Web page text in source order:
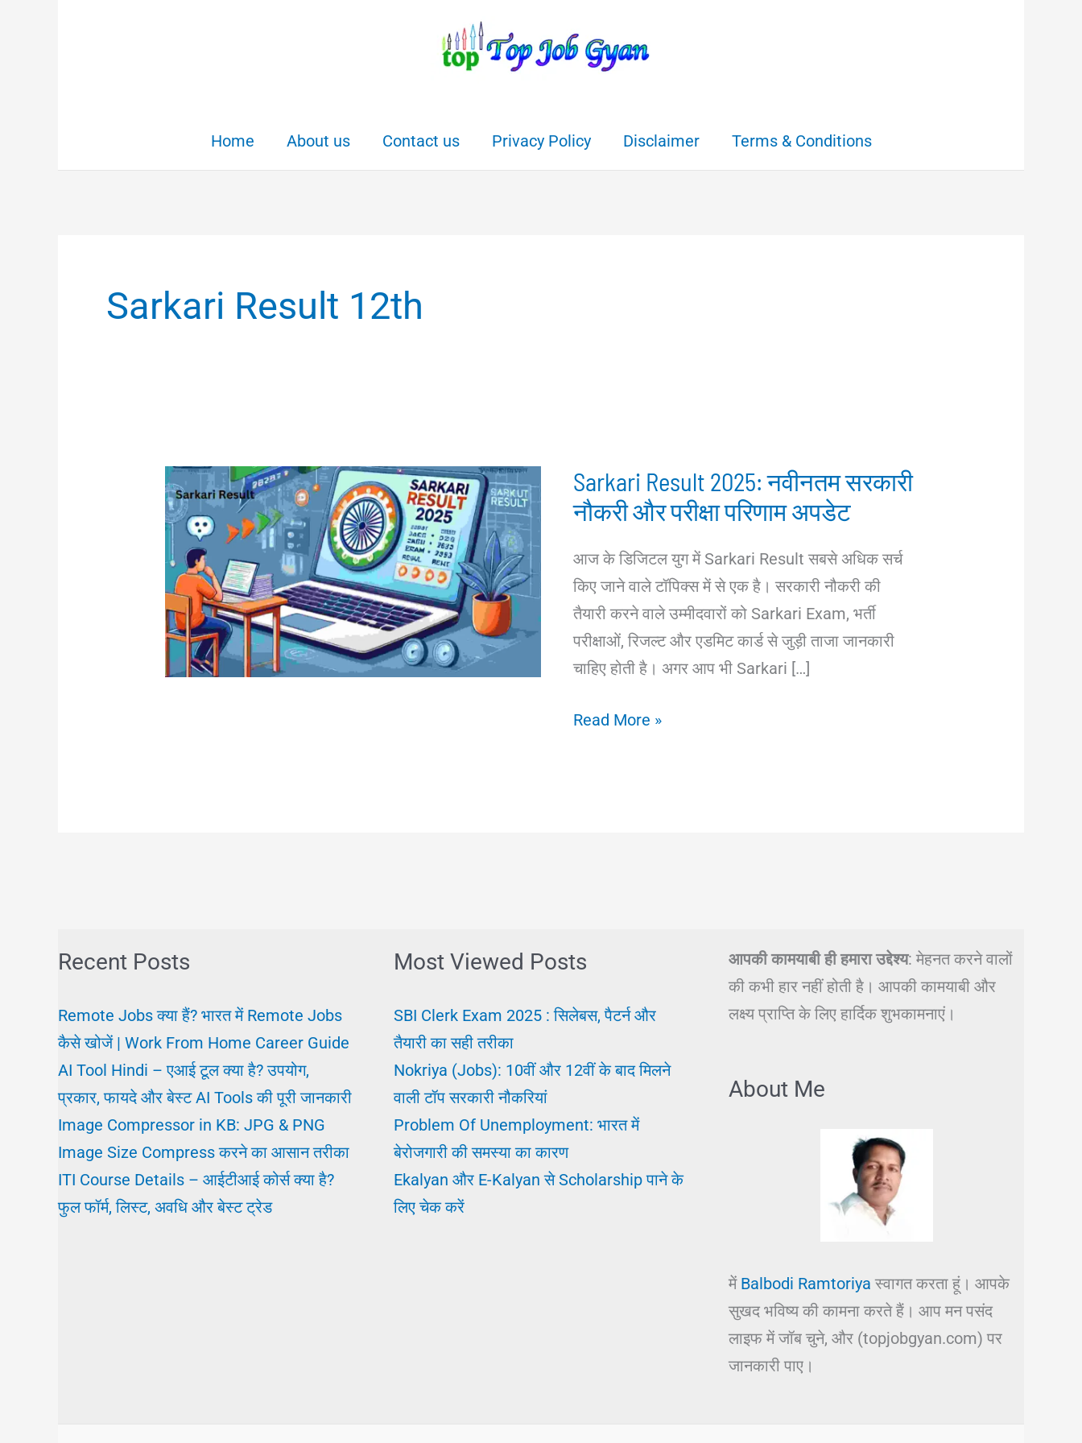
Home About us Contact us Privacy Policy Disclaimer Terms & Conditions
Sarkari Result 12th
Sarkari Result 2025: नवीनतम सरकारी
नौकरी और परीक्षा परिणाम अपडेट
आज के डिजिटल युग में Sarkari Result सबसे अधिक सर्च
किए जाने वाले टॉपिक्स में से एक है। सरकारी नौकरी की
तैयारी करने वाले उम्मीदवारों को Sarkari Exam, भर्ती
परीक्षाओं, रिजल्ट और एडमिट कार्ड से जुड़ी ताजा जानकारी
चाहिए होती है। अगर आप भी Sarkari […]
Sarkari
अपडेट
Read More »
Recent Posts
Remote Jobs क्या हैं? भारत में Remote Jobs
कैसे खोजें | Work From Home Career Guide
AI Tool Hindi – एआई टूल क्या है? उपयोग,
प्रकार, फायदे और बेस्ट AI Tools की पूरी जानकारी
Image Compressor in KB: JPG & PNG
Image Size Compress करने का आसान तरीका
ITI Course Details – आईटीआई कोर्स क्या है?
फुल फॉर्म, लिस्ट, अवधि और बेस्ट ट्रेड
Most Viewed Posts
SBI Clerk Exam 2025 : सिलेबस, पैटर्न और
तैयारी का सही तरीका
Nokriya (Jobs): 10वीं और 12वीं के बाद मिलने
वाली टॉप सरकारी नौकरियां
Problem Of Unemployment: भारत में
बेरोजगारी की समस्या का कारण
Ekalyan और E-Kalyan से Scholarship पाने के
लिए चेक करें
आपकी कामयाबी ही हमारा उद्देश्य: मेहनत करने वालों
की कभी हार नहीं होती है। आपकी कामयाबी और
लक्ष्य प्राप्ति के लिए हार्दिक शुभकामनाएं।
About Me
में Balbodi Ramtoriya स्वागत करता हूं। आपके
सुखद भविष्य की कामना करते हैं। आप मन पसंद
लाइफ में जॉब चुने, और (topjobgyan.com) पर
जानकारी पाए।